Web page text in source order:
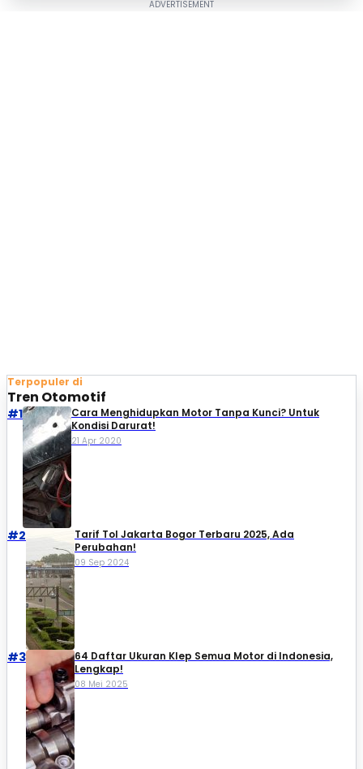
Terpopuler di
Tren Otomotif
#1
Cara Menghidupkan Motor Tanpa Kunci? Untuk
Kondisi Darurat!
21 Apr 2020
#2
Tarif Tol Jakarta Bogor Terbaru 2025, Ada
Perubahan!
09 Sep 2024
#3
64 Daftar Ukuran Klep Semua Motor di Indonesia,
Lengkap!
08 Mei 2025